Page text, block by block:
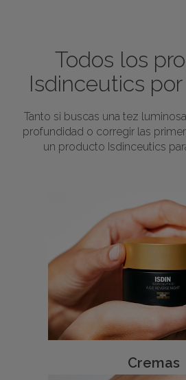
Todos los
Isdinceutics
Tanto si buscas una tez
profundidad o corregir las
un producto Isdinceutics
Cremas